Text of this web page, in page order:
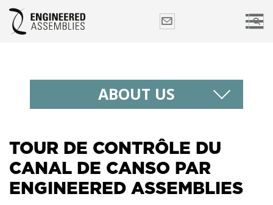
ABOUT US
TOUR DE CONTRÔLE DU
CANAL DE CANSO PAR
ENGINEERED ASSEMBLIES